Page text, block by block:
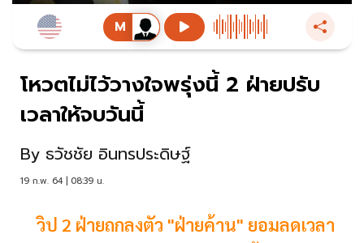
โหวตไม่ไว้วางใจพรุ่งนี้ 2 ฝ่ายปรับ
เวลาให้จบวันนี้
By ธวัชชัย อินทรประดิษฐ์
19 ก.พ. 64 | 08:39 น.
วิป 2 ฝ่ายถกลงตัว "ฝ่ายค้าน" ยอมลดเวลา